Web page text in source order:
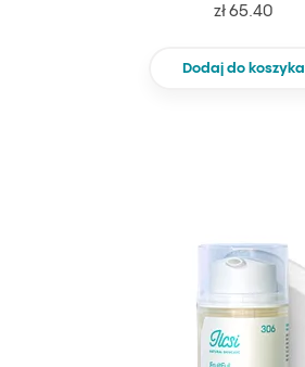
zł 65.40
Dodaj do koszyka